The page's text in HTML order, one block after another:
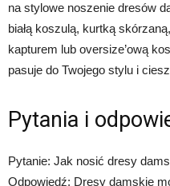
na stylowe noszenie dresów
białą koszulą, kurtką
kapturem lub oversize’ową
pasuje do Twojego stylu i
Pytania i
Pytanie: Jak nosić dresy
Odpowiedź: Dresy damskie